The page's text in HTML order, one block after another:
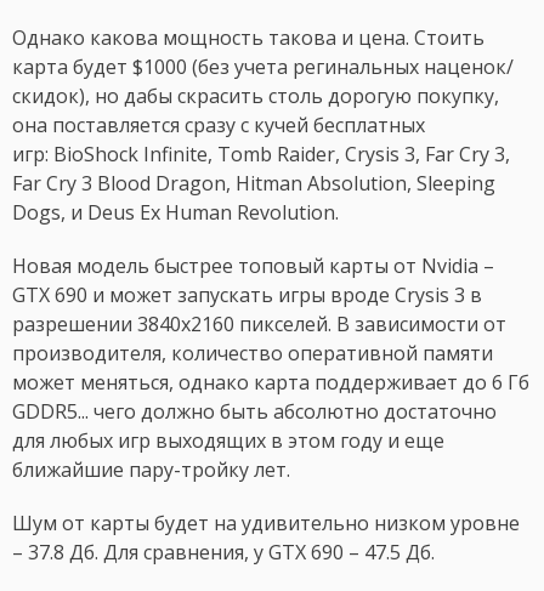
Однако какова мощность такова и цена. Стоить
карта будет $1000 (без учета регинальных наценок/
скидок), но дабы скрасить столь дорогую покупку,
она поставляется сразу с кучей бесплатных
игр: BioShock Infinite, Tomb Raider, Crysis 3, Far Cry 3,
Far Cry 3 Blood Dragon, Hitman Absolution, Sleeping
Dogs, и Deus Ex Human Revolution.
Новая модель быстрее топовый карты от Nvidia –
GTX 690 и может запускать игры вроде Crysis 3 в
разрешении 3840x2160 пикселей. В зависимости от
производителя, количество оперативной памяти
может меняться, однако карта поддерживает до 6 Гб
GDDR5... чего должно быть абсолютно достаточно
для любых игр выходящих в этом году и еще
ближайшие пару-тройку лет.
Шум от карты будет на удивительно низком уровне
– 37.8 Дб. Для сравнения, у GTX 690 – 47.5 Дб.